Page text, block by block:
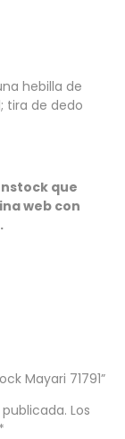
hebilla de
tira de dedo
que
web con
Mayari 71791”
Los
*